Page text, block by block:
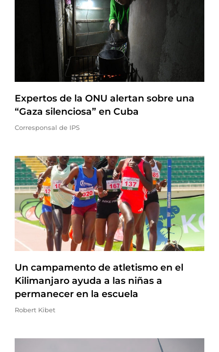
Expertos de la ONU alertan sobre una
“Gaza silenciosa” en Cuba
Corresponsal de IPS
Un campamento de atletismo en el
Kilimanjaro ayuda a las niñas a
permanecer en la escuela
Robert Kibet